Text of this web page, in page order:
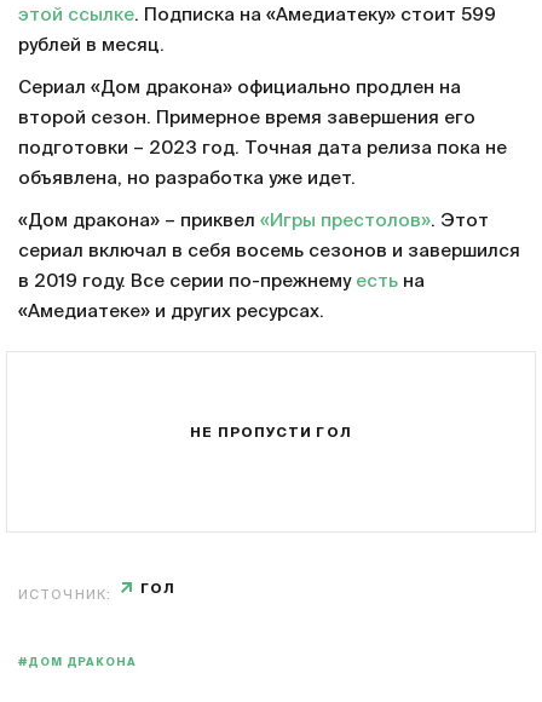
этой ссылке. Подписка на «Амедиатеку» стоит 599
рублей в месяц.
Сериал «Дом дракона» официально продлен на
второй сезон. Примерное время завершения его
подготовки – 2023 год. Точная дата релиза пока не
объявлена, но разработка уже идет.
«Дом дракона» – приквел «Игры престолов». Этот
сериал включал в себя восемь сезонов и завершился
в 2019 году. Все серии по-прежнему есть на
«Амедиатеке» и других ресурсах.
НЕ ПРОПУСТИ ГОЛ
ИСТОЧНИК: ГОЛ
#ДОМ ДРАКОНА